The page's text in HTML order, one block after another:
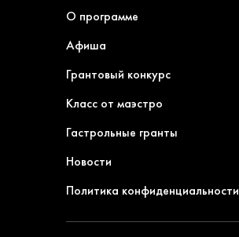
О программе
Афиша
Грантовый конкурс
Класс от маэстро
Гастрольные гранты
Новости
Политика конфиденциальности